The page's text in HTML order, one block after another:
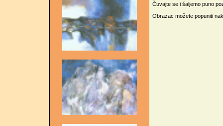
Čuvajte se i šaljemo puno
Obrazac možete popuniti